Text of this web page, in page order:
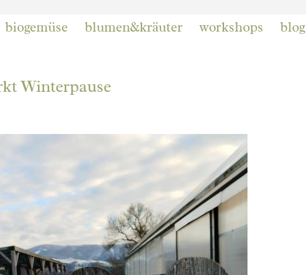
biogemüse blumen&kräuter workshops blog
Winterpause